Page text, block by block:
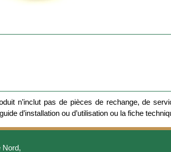
n’inclut pas de pièces de rechange, de
d’installation ou d’utilisation ou la fiche
Nord,